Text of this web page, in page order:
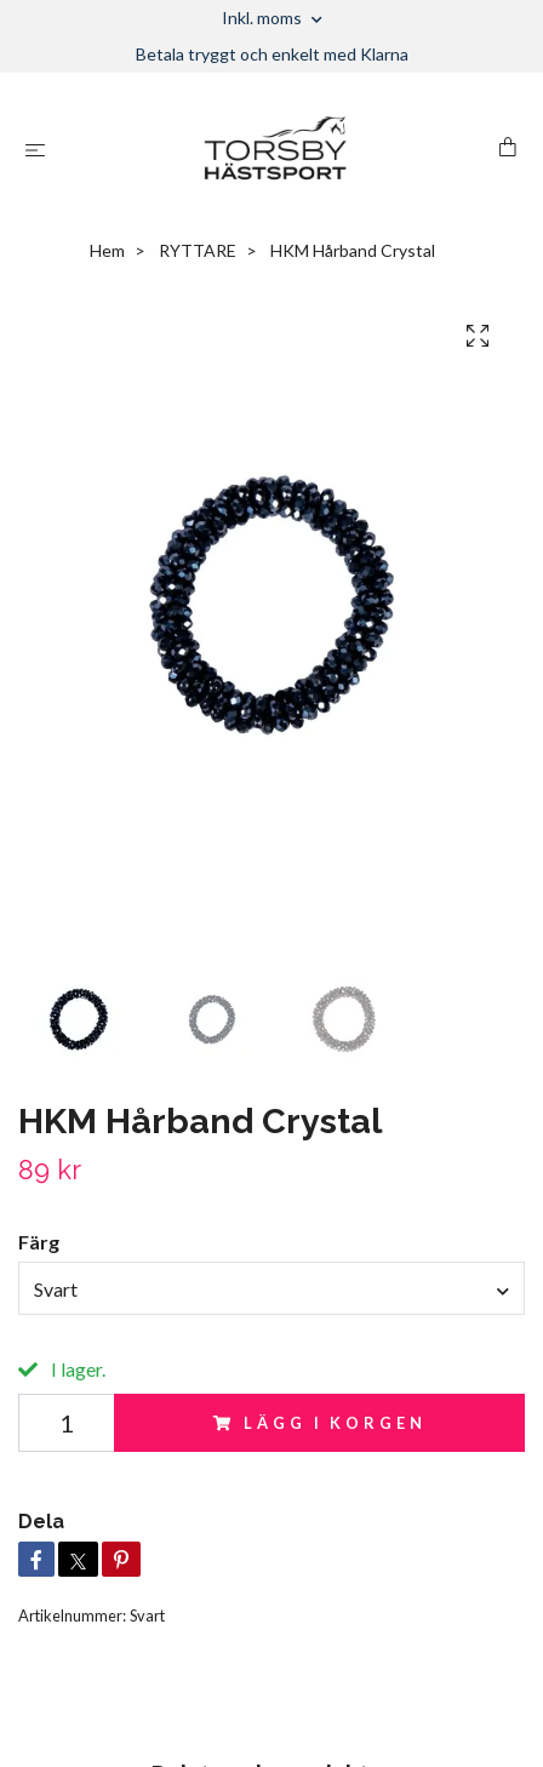
Inkl. moms
Betala tryggt och enkelt med Klarna
Hem RYTTARE HKM Hårband Crystal
HKM Hårband Crystal
89 kr
Färg
Svart
I lager.
LÄGG I KORGEN
Dela
Artikelnummer:Svart